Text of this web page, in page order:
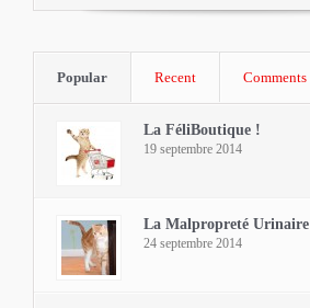
Popular Recent Comments
La FéliBoutique !
19 septembre 2014
La Malpropreté Urinaire
24 septembre 2014